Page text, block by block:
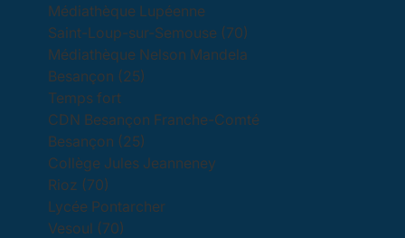
Médiathèque Lupéenne
Saint-Loup-sur-Semouse (70)
Médiathèque Nelson Mandela
Besançon (25)
Temps fort
CDN Besançon Franche-Comté
Besançon (25)
Collège Jules Jeanneney
Rioz (70)
Lycée Pontarcher
Vesoul (70)